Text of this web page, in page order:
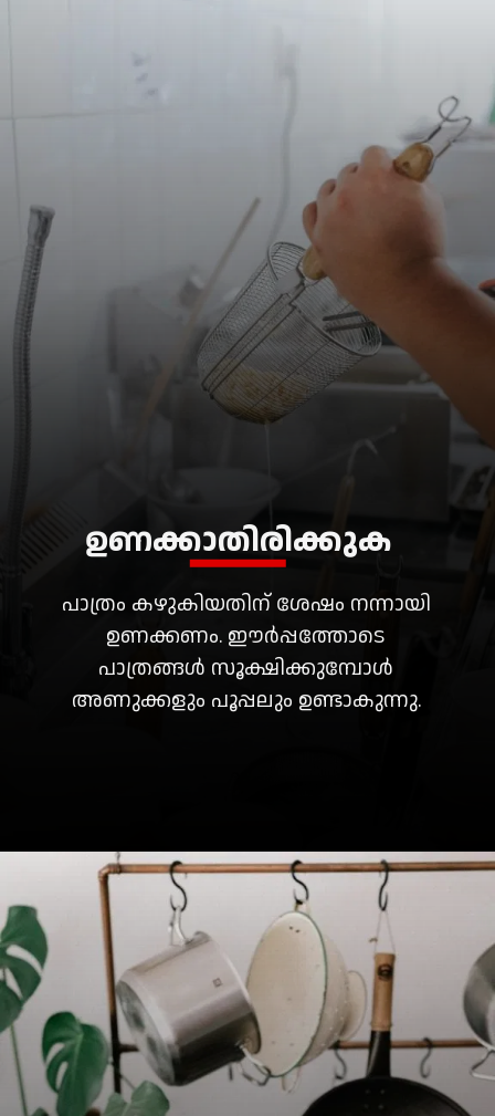
പാത്രം കഴുകിയതിന് ശേഷം നന്നായി
ഉണക്കണം. ഈർപ്പത്തോടെ
പാത്രങ്ങൾ സൂക്ഷിക്കുമ്പോൾ
അണുക്കളും പൂപ്പലും ഉണ്ടാകുന്നു.
ഉണക്കാതിരിക്കുക